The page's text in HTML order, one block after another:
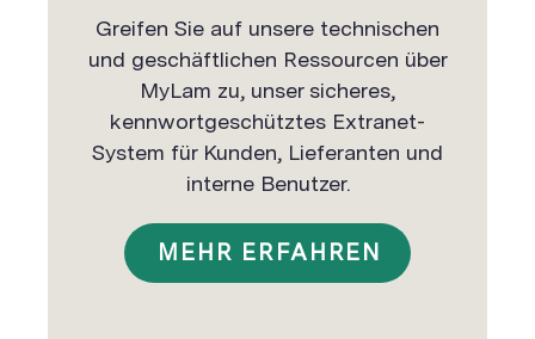
Greifen Sie auf unsere technischen
und geschäftlichen Ressourcen über
MyLam zu, unser sicheres,
kennwortgeschütztes Extranet-
System für Kunden, Lieferanten und
interne Benutzer.
MEHR ERFAHREN